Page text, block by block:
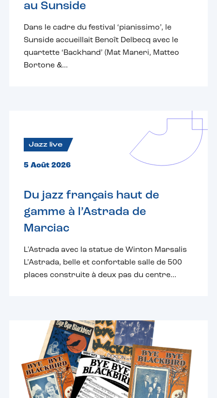
au Sunside
Dans le cadre du festival ‘pianissimo’, le
Sunside accueillait Benoît Delbecq avec le
quartette ‘Backhand’ (Mat Maneri, Matteo
Bortone &...
Jazz live
5 Août 2026
Du jazz français haut de
gamme à l’Astrada de
Marciac
L'Astrada avec la statue de Winton Marsalis
L’Astrada, belle et confortable salle de 500
places construite à deux pas du centre...